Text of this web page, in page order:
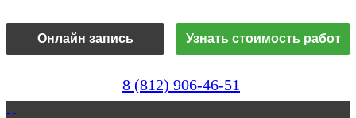
Онлайн запись Узнать стоимость работ
8 (812) 906-46-51